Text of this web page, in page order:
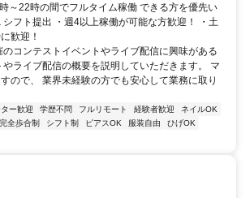
～22時の間でフルタイム稼働 できる方を優先い
フト提出 ・週4以上稼働が可能な方歓迎！ ・土
歓迎！
コンテストイベントやライブ配信に興味がある
ライブ配信の概要を説明していただきます。 マ
ので、 業界未経験の方でも安心して業務に取り
ー歓迎 学歴不問 フルリモート 経験者歓迎
ネイルOK
完全歩合制 シフト制 ピアスOK 服装自由
ひげOK